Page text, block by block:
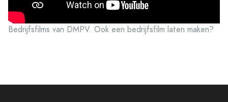
Bedrijfsfilms van DMPV. Ook een bedrijfsfilm laten maken?